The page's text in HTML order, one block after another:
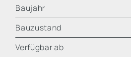
Baujahr
Bauzustand
Verfügbar ab